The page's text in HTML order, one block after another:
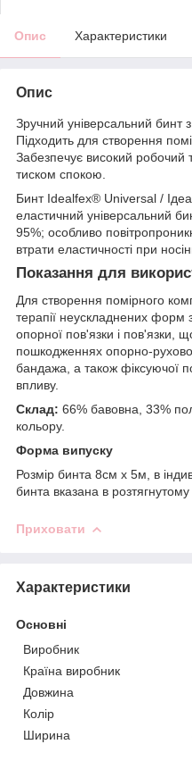
Опис Характеристики
Опис
Зручний універсальний бинт
Підходить для створення
Забезпечує високий робочий
тиском спокою.
Бинт Idealfex® Universal /
еластичний універсальний
95%; особливо
втрати еластичності при
Показання для
Для створення помірного
терапії неускладнених форм
опорної пов'язки і пов'язки,
пошкодженнях опорно-
бандажа, а також фіксуючої
впливу.
Склад: 66% бавовна, 33%
кольору.
Форма випуску
Розмір бинта 8см х 5м, в
бинта вказана в розтягнутому
Приховати
Характеристики
Основні
Виробник
Країна виробник
Довжина
Колір
Ширина